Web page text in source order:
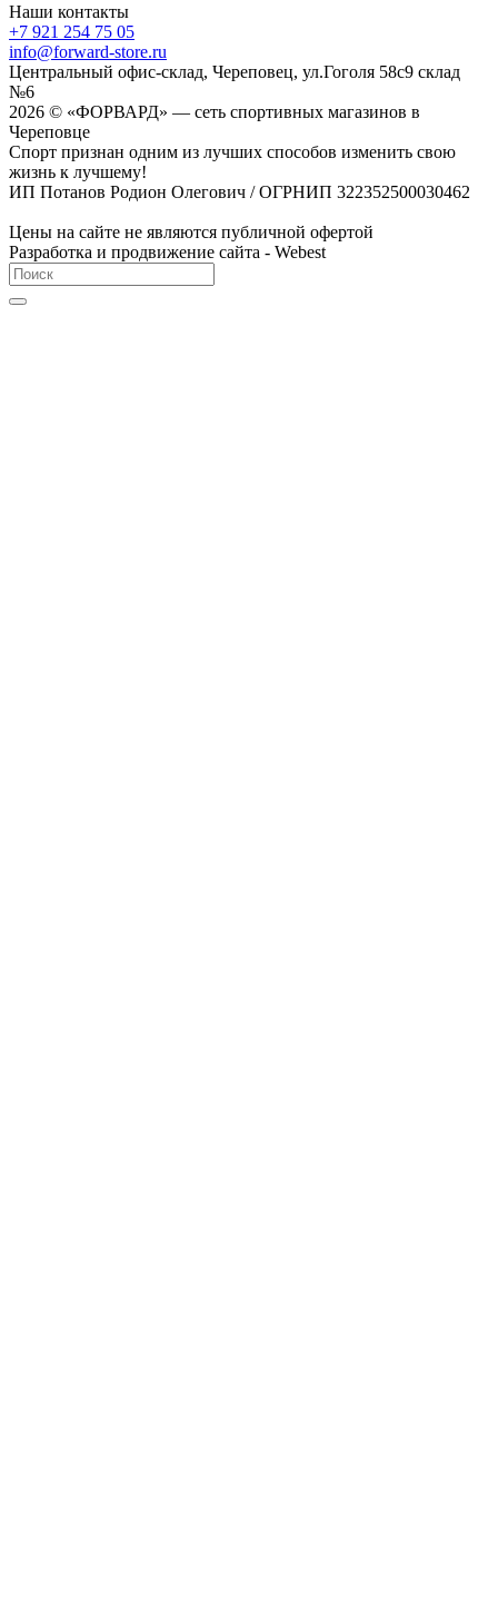
Наши контакты
+7 921 254 75 05
info@forward-store.ru
Центральный офис-склад, Череповец, ул.Гоголя 58с9 склад
№6
2026 © «ФОРВАРД» — сеть спортивных магазинов в
Череповце
Спорт признан одним из лучших способов изменить свою
жизнь к лучшему!
ИП Потанов Родион Олегович / ОГРНИП 322352500030462
Цены на сайте не являются публичной офертой
Разработка и продвижение сайта - Webest